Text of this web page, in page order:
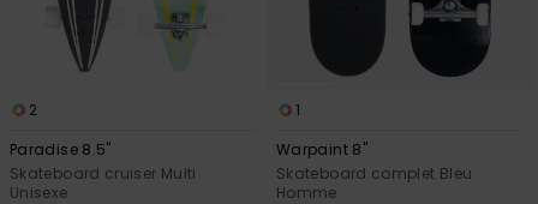
2
Paradise 8.5"
Skateboard cruiser Multi
Unisexe
1
Warpaint 8"
Skateboard complet Bleu
Homme